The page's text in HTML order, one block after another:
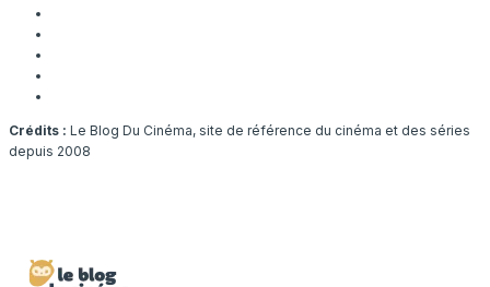
Crédits : Le Blog Du Cinéma, site de référence du cinéma et des séries
depuis 2008